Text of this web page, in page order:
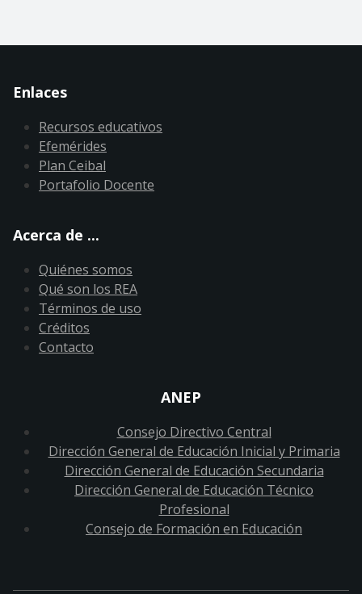
Enlaces
Recursos educativos
Efemérides
Plan Ceibal
Portafolio Docente
Acerca de ...
Quiénes somos
Qué son los REA
Términos de uso
Créditos
Contacto
ANEP
Consejo Directivo Central
Dirección General de Educación Inicial y Primaria
Dirección General de Educación Secundaria
Dirección General de Educación Técnico
Profesional
Consejo de Formación en Educación